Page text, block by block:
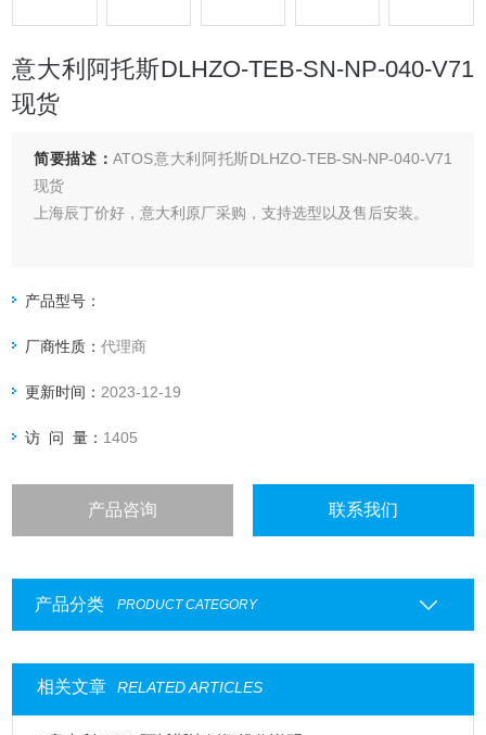
意大利阿托斯DLHZO-TEB-SN-NP-040-V71
现货
简要描述：ATOS意大利阿托斯DLHZO-TEB-SN-NP-040-V71
现货
上海辰丁价好，意大利原厂采购，支持选型以及售后安装。
产品型号：
厂商性质：代理商
更新时间： 2023-12-19
访 问 量： 1405
产品咨询 联系我们
产品分类 PRODUCT CATEGORY
相关文章 RELATED ARTICLES